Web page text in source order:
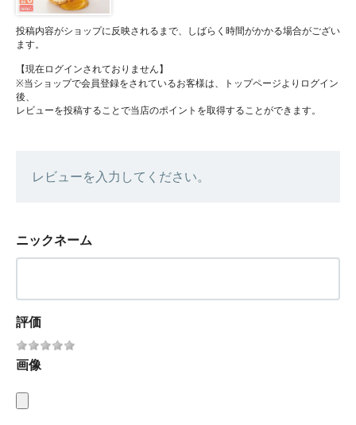
投稿内容がショップに反映されるまで、しばらく時間がかかる場合がござい
ます。
【現在ログインされておりません】
※当ショップで会員登録をされているお客様は、トップページよりログイン
後、
レビューを投稿することで当店のポイントを取得することができます。
レビューを入力してください。
ニックネーム
評価
画像